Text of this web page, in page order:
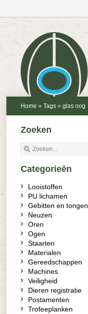
Home » Tags » glas oog
Zoeken
Categorieën
Looistoffen
PU lichamen
Gebitten en tongen
Neuzen
Oren
Ogen
Staarten
Materialen
Gereedschappen
Machines
Veiligheid
Dieren registratie
Postamenten
Trofeeplanken